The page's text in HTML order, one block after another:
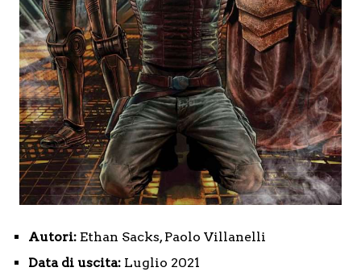
Autori: Ethan Sacks, Paolo Villanelli
Data di uscita: Luglio 2021